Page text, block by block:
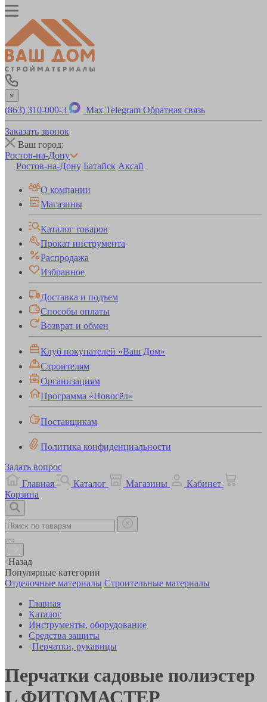
×
(863) 310-000-3 Max Telegram Обратная связь
Заказать звонок
Ваш город:
Ростов-на-Дону
Ростов-на-Дону Батайск Аксай
О компании
Магазины
Каталог товаров
Прокат инструмента
Распродажа
Избранное
Доставка и подъем
Способы оплаты
Возврат и обмен
Клуб покупателей «Ваш Дом»
Строителям
Организациям
Программа «Новосёл»
Поставщикам
Политика конфиденциальности
Задать вопрос
Главная
Каталог Магазины
Кабинет
Корзина
Назад
Популярные категории
Отделочные материалы Строительные материалы
Главная
Каталог
Инструменты, оборудование
Средства защиты
Перчатки, рукавицы
Перчатки садовые полиэстер
L ФИТОМАСТЕР